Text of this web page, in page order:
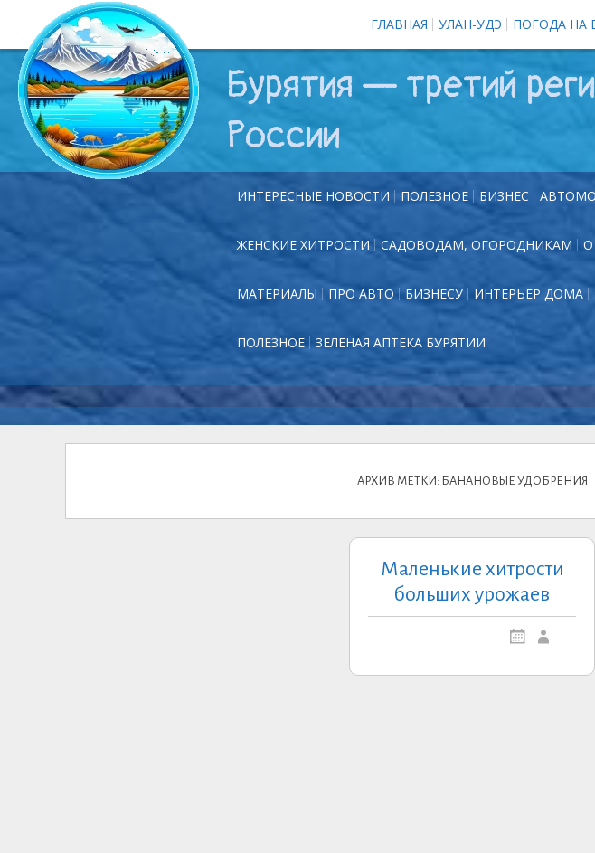
ГЛАВНАЯ УЛАН-УДЭ ПОГОДА НА
Бурятия — третий
России
ИНТЕРЕСНЫЕ НОВОСТИ ПОЛЕЗНОЕ БИЗНЕС
ЖЕНСКИЕ ХИТРОСТИ САДОВОДАМ, ОГОРОДНИКАМ О
МАТЕРИАЛЫ ПРО АВТО БИЗНЕСУ ИНТЕРЬЕР ДОМА
ПОЛЕЗНОЕ ЗЕЛЕНАЯ АПТЕКА БУРЯТИИ
АРХИВ МЕТКИ: БАНАНОВЫЕ УДОБРЕНИЯ
Маленькие хитрости
больших урожаев